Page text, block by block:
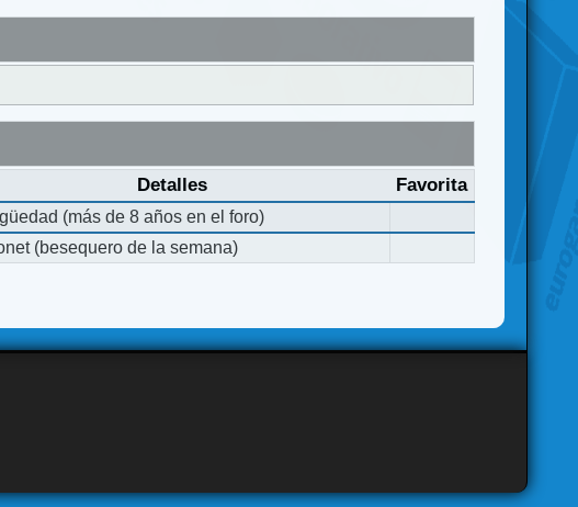
Detalles Favorita
(más de 8 años en el foro)
(besequero de la semana)